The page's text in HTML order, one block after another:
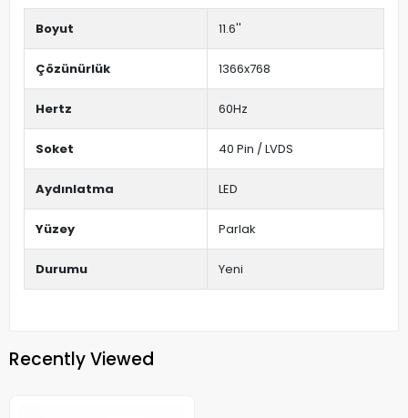
Boyut 11.6''
Çözünürlük 1366x768
Hertz 60Hz
Soket 40 Pin / LVDS
Aydınlatma LED
Yüzey Parlak
Durumu Yeni
Recently Viewed